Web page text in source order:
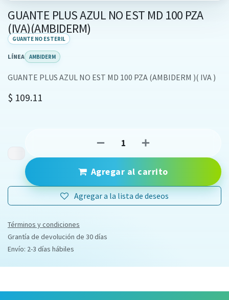
GUANTE PLUS AZUL NO EST MD 100 PZA
(IVA)(AMBIDERM)
GUANTE NO ESTERIL
LÍNEA AMBIDERM
GUANTE PLUS AZUL NO EST MD 100 PZA (AMBIDERM )( IVA )
$ 109.11
Agregar al carrito
Agregar a la lista de deseos
Términos y condiciones
Grantía de devolución de 30 días
Envío: 2-3 días hábiles